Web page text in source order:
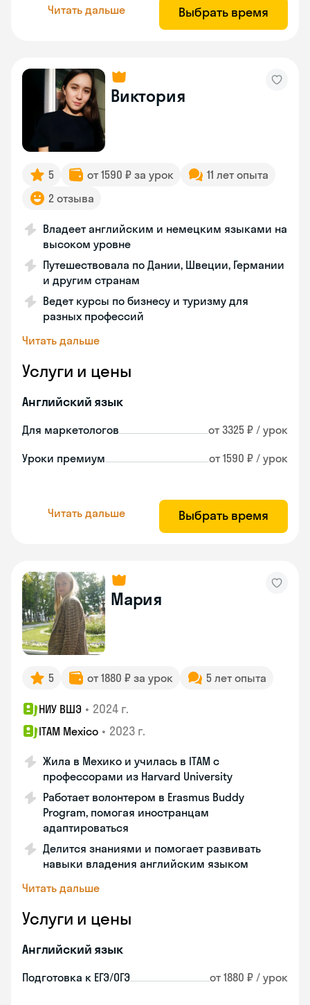
Читать дальше Выбрать время
Виктория
5 от 1590 ₽ за урок
11 лет опыта
2 отзыва
Владеет английским и немецким языками на
высоком уровне
Путешествовала по Дании, Швеции, Германии
и другим странам
Ведет курсы по бизнесу и туризму для
разных профессий
Читать дальше
Услуги и цены
Английский язык
Для маркетологов от 3325 ₽ / урок
Уроки премиум от 1590 ₽ / урок
Читать дальше Выбрать время
Мария
5 от 1880 ₽ за урок 5 лет опыта
НИУ ВШЭ • 2024 г.
ITAM Mexico • 2023 г.
Жила в Мехико и училась в ITAM с
профессорами из Harvard University
Работает волонтером в Erasmus Buddy
Program, помогая иностранцам
адаптироваться
Делится знаниями и помогает развивать
навыки владения английским языком
Читать дальше
Услуги и цены
Английский язык
Подготовка к ЕГЭ/ОГЭ от 1880 ₽ / урок